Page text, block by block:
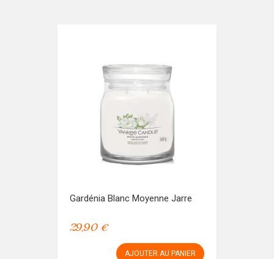
Gardénia Blanc Moyenne Jarre
29,90 €
AJOUTER AU PANIER